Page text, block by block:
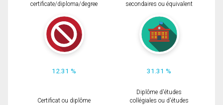
certificate/diploma/degree
12.31 %
secondaires ou équivalent
31.31 %
Certificat ou diplôme
Diplôme d'études
collégiales ou d'études